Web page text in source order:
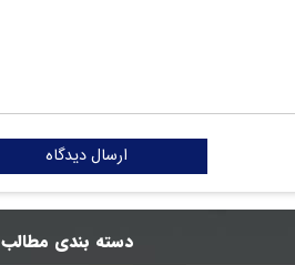
ارسال دیدگاه
دسته بندی مطالب